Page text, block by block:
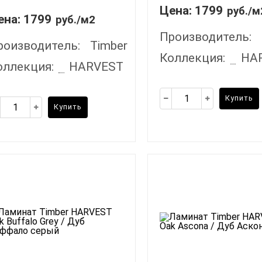
1799 руб./м2
Timber
HARVEST
Купить
Цена: 1799 руб./
Производитель:
Коллекция:
Купить